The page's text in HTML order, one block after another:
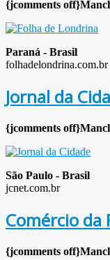
{jcomments
Paraná - Brasil
folhadelondrina.com.br
Jornal da
{jcomments
São Paulo - Brasil
jcnet.com.br
Comércio da
{jcomments